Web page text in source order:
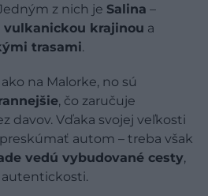
z nich je Salina –
vulkanickou krajinou a
trasami.
na Malorke, no sú
, čo zaručuje
davov. Vďaka svojej veľkosti
autom – treba však
vedú vybudované cesty,